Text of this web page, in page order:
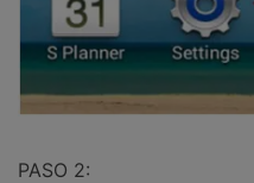
PASO 2: